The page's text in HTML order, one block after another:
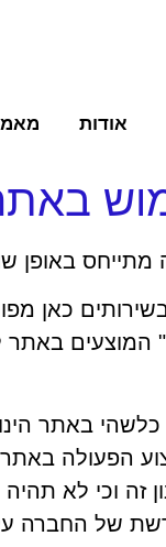
אודות
באתר
מתייחס באופן
כאן
" המוצעים באתר
באתר
הפעולה באתר
זה וכי לא
של החברה